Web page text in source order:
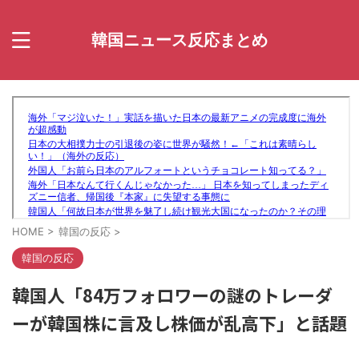
韓国ニュース反応まとめ
HOME > 韓国の反応 >
韓国の反応
韓国人「84万フォロワーの謎のトレーダ
ーが韓国株に言及し株価が乱高下」と話題